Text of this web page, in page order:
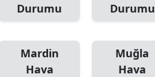
Durumu
Durumu
Mardin
Hava
Muğla
Hava